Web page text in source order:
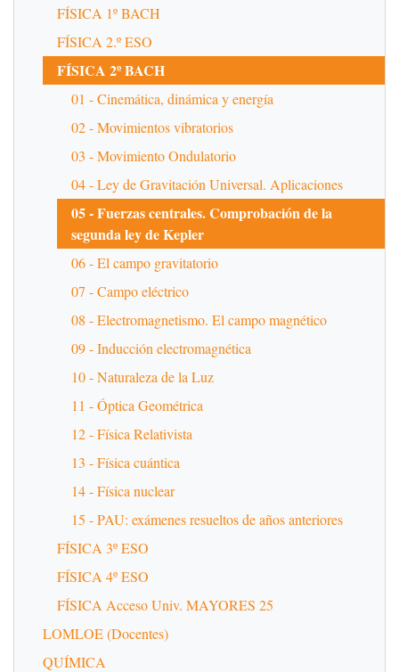
FÍSICA 1º BACH
FÍSICA 2.º ESO
FÍSICA 2º BACH
01 - Cinemática, dinámica y energía
02 - Movimientos vibratorios
03 - Movimiento Ondulatorio
04 - Ley de Gravitación Universal. Aplicaciones
05 - Fuerzas centrales. Comprobación de la
segunda ley de Kepler
06 - El campo gravitatorio
07 - Campo eléctrico
08 - Electromagnetismo. El campo magnético
09 - Inducción electromagnética
10 - Naturaleza de la Luz
11 - Óptica Geométrica
12 - Física Relativista
13 - Física cuántica
14 - Física nuclear
15 - PAU: exámenes resueltos de años anteriores
FÍSICA 3º ESO
FÍSICA 4º ESO
FÍSICA Acceso Univ. MAYORES 25
LOMLOE (Docentes)
QUÍMICA